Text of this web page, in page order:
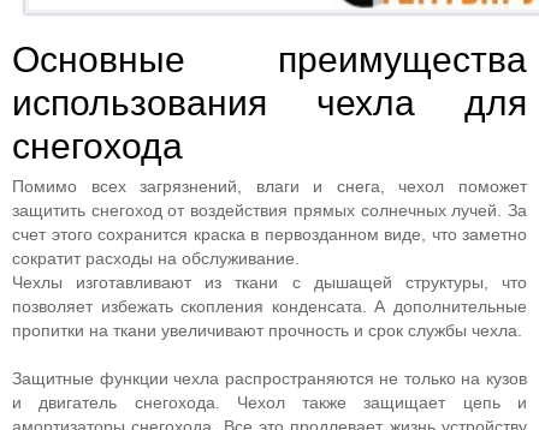
Основные преимущества
использования чехла для
снегохода
Помимо всех загрязнений, влаги и снега, чехол поможет
защитить снегоход от воздействия прямых солнечных лучей. За
счет этого сохранится краска в первозданном виде, что заметно
сократит расходы на обслуживание.
Чехлы изготавливают из ткани с дышащей структуры, что
позволяет избежать скопления конденсата. А дополнительные
пропитки на ткани увеличивают прочность и срок службы чехла.
Защитные функции чехла распространяются не только на кузов
и двигатель снегохода. Чехол также защищает цепь и